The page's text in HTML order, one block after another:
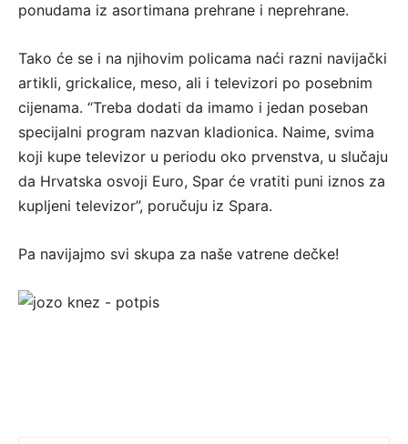
ponudama iz asortimana prehrane i neprehrane.
Tako će se i na njihovim policama naći razni navijački
artikli, grickalice, meso, ali i televizori po posebnim
cijenama. “Treba dodati da imamo i jedan poseban
specijalni program nazvan kladionica. Naime, svima
koji kupe televizor u periodu oko prvenstva, u slučaju
da Hrvatska osvoji Euro, Spar će vratiti puni iznos za
kupljeni televizor”, poručuju iz Spara.
Pa navijajmo svi skupa za naše vatrene dečke!